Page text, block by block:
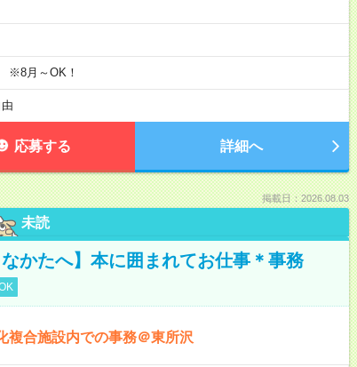
※8月～OK！
応募する 詳細へ
掲載日：2026.08.03
未読
かたへ】本に囲まれてお仕事＊事務
複合施設内での事務＠東所沢